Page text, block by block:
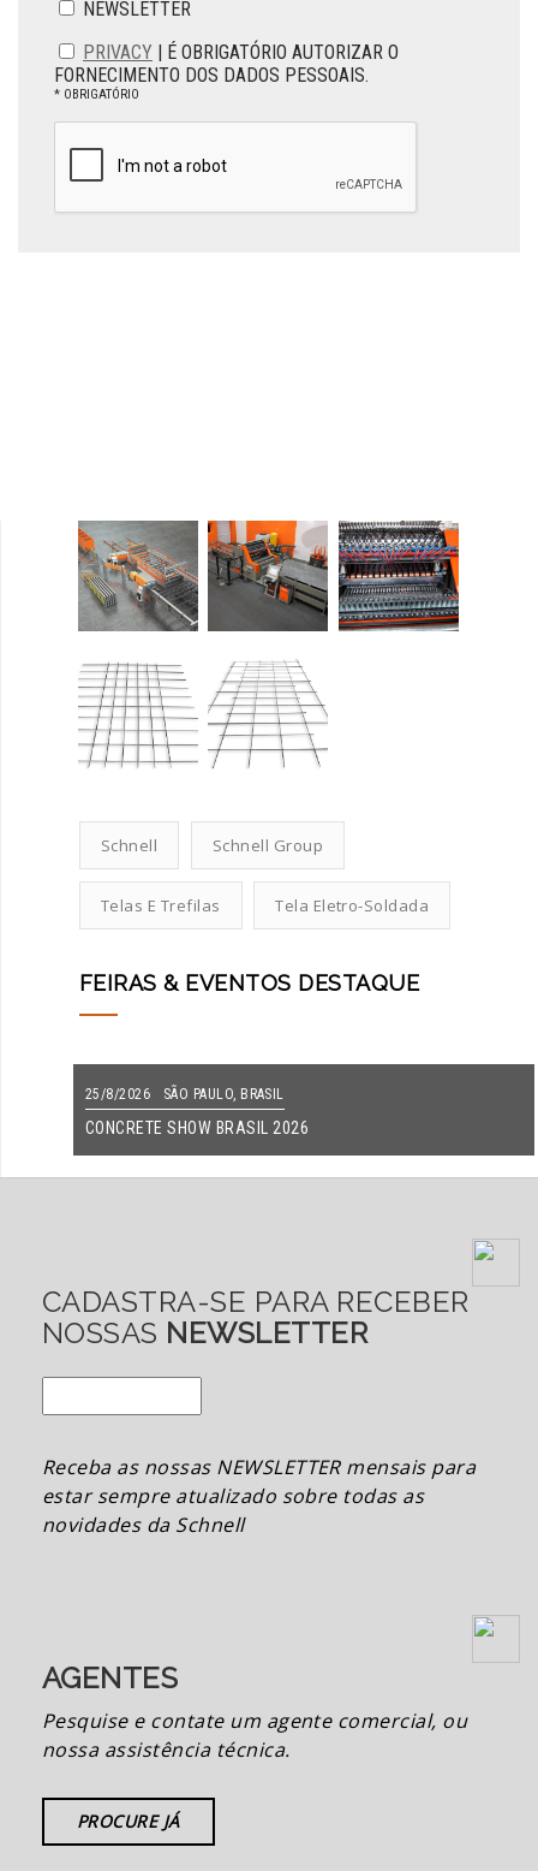
Schnell Schnell Group
Telas E Trefilas Tela Eletro-Soldada
FEIRAS & EVENTOS DESTAQUE
25/8/2026 SÃO PAULO, BRASIL
CONCRETE SHOW BRASIL 2026
CADASTRA-SE PARA RECEBER
NOSSAS NEWSLETTER
Receba as nossas NEWSLETTER mensais para
estar sempre atualizado sobre todas as
novidades da Schnell
AGENTES
Pesquise e contate um agente comercial, ou
nossa assistência técnica.
PROCURE JÁ